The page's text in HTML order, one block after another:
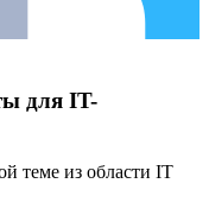
для IT-
теме из области IT